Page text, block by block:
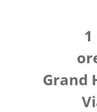
Grand